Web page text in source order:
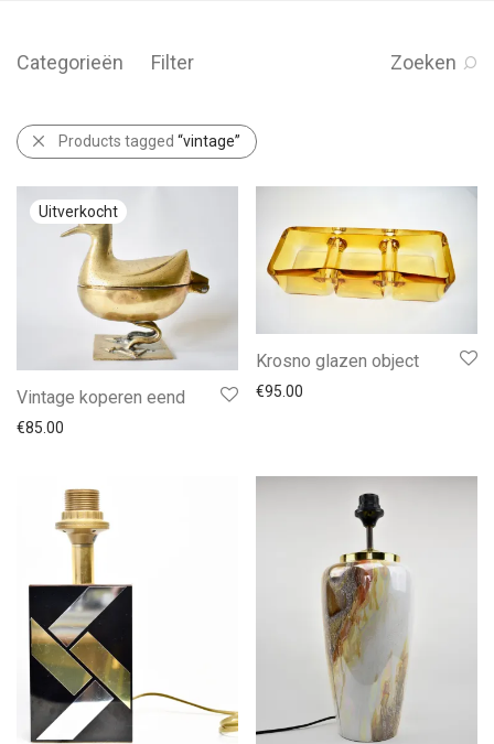
Categorieën Filter Zoeken
Products tagged “vintage”
Vintage koperen eend
€85.00
Krosno glazen object
€95.00